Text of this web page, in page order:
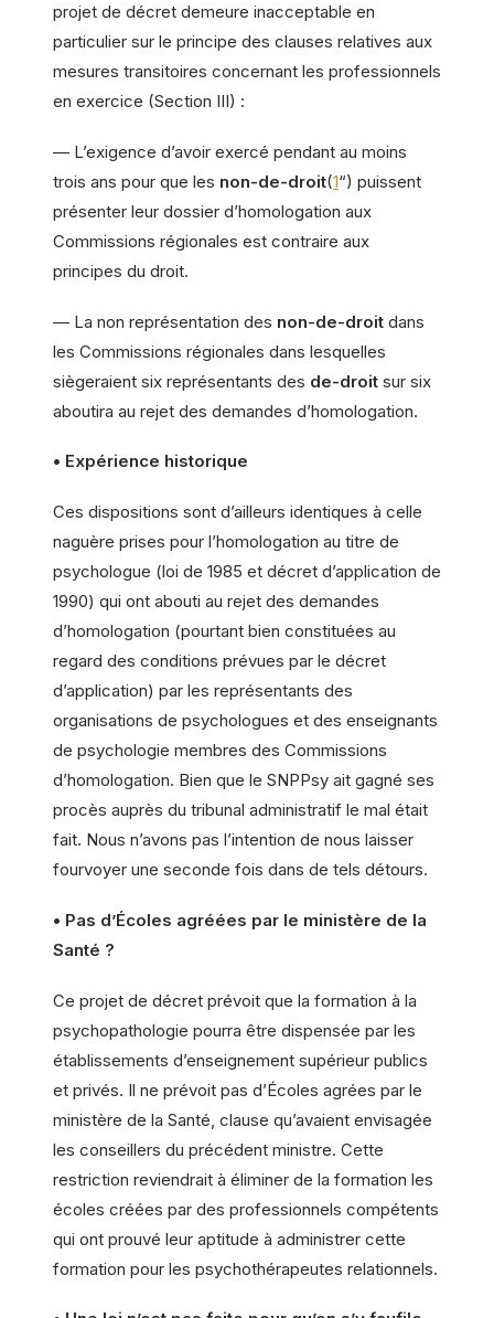
projet de décret demeure inacceptable en
particulier sur le principe des clauses relatives aux
mesures transitoires concernant les professionnels
en exercice (Section III) :
— L’exigence d’avoir exercé pendant au moins
trois ans pour que les non-de-droit(1“) puissent
présenter leur dossier d’homologation aux
Commissions régionales est contraire aux
principes du droit.
— La non représentation des non-de-droit dans
les Commissions régionales dans lesquelles
siègeraient six représentants des de-droit sur six
aboutira au rejet des demandes d’homologation.
• Expérience historique
Ces dispositions sont d’ailleurs identiques à celle
naguère prises pour l’homologation au titre de
psychologue (loi de 1985 et décret d’application de
1990) qui ont abouti au rejet des demandes
d’homologation (pourtant bien constituées au
regard des conditions prévues par le décret
d’application) par les représentants des
organisations de psychologues et des enseignants
de psychologie membres des Commissions
d’homologation. Bien que le SNPPsy ait gagné ses
procès auprès du tribunal administratif le mal était
fait. Nous n’avons pas l’intention de nous laisser
fourvoyer une seconde fois dans de tels détours.
• Pas d’Écoles agréées par le ministère de la
Santé ?
Ce projet de décret prévoit que la formation à la
psychopathologie pourra être dispensée par les
établissements d’enseignement supérieur publics
et privés. Il ne prévoit pas d’Écoles agrées par le
ministère de la Santé, clause qu’avaient envisagée
les conseillers du précédent ministre. Cette
restriction reviendrait à éliminer de la formation les
écoles créées par des professionnels compétents
qui ont prouvé leur aptitude à administrer cette
formation pour les psychothérapeutes relationnels.